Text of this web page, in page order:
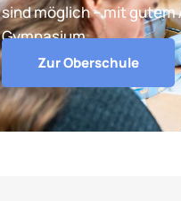
sind möglich – mit
Gymnasium.
Zur Oberschule